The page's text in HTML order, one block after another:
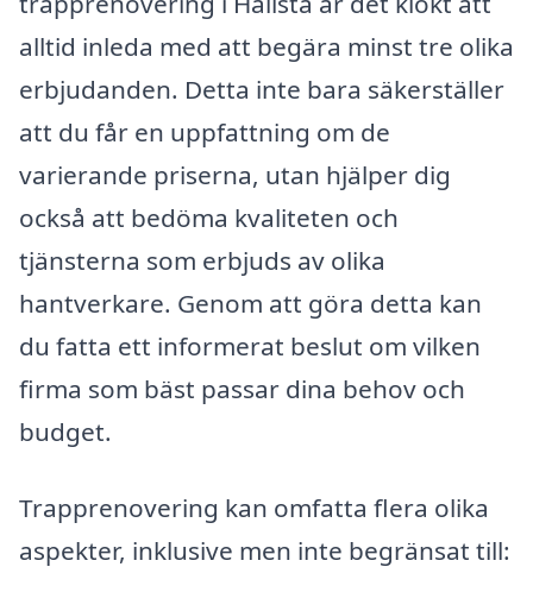
alltid inleda med att begära minst tre olika
erbjudanden. Detta inte bara säkerställer
att du får en uppfattning om de
varierande priserna, utan hjälper dig
också att bedöma kvaliteten och
tjänsterna som erbjuds av olika
hantverkare. Genom att göra detta kan
du fatta ett informerat beslut om vilken
firma som bäst passar dina behov och
budget.
Trapprenovering kan omfatta flera olika
aspekter, inklusive men inte begränsat till: